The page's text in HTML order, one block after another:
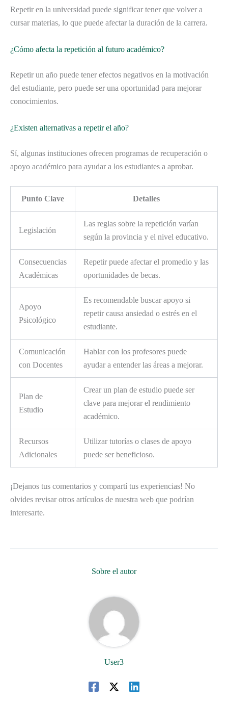
Repetir en la universidad puede significar tener que volver a
cursar materias, lo que puede afectar la duración de la carrera.
¿Cómo afecta la repetición al futuro académico?
Repetir un año puede tener efectos negativos en la motivación
del estudiante, pero puede ser una oportunidad para mejorar
conocimientos.
¿Existen alternativas a repetir el año?
Sí, algunas instituciones ofrecen programas de recuperación o
apoyo académico para ayudar a los estudiantes a aprobar.
Punto Clave Detalles
Legislación
Las reglas sobre la repetición varían
según la provincia y el nivel educativo.
Consecuencias
Académicas
Repetir puede afectar el promedio y las
oportunidades de becas.
Apoyo
Psicológico
Es recomendable buscar apoyo si
repetir causa ansiedad o estrés en el
estudiante.
Comunicación
con Docentes
Hablar con los profesores puede
ayudar a entender las áreas a mejorar.
Plan de
Estudio
Crear un plan de estudio puede ser
clave para mejorar el rendimiento
académico.
Recursos
Adicionales
Utilizar tutorías o clases de apoyo
puede ser beneficioso.
¡Dejanos tus comentarios y compartí tus experiencias! No
olvides revisar otros artículos de nuestra web que podrían
interesarte.
Sobre el autor
User3